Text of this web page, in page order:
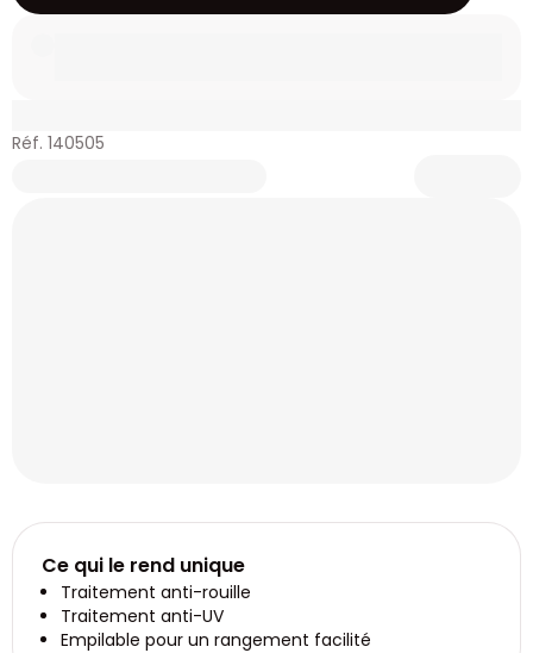
Réf. 140505
Ce qui le rend unique
Traitement anti-rouille
Traitement anti-UV
Empilable pour un rangement facilité